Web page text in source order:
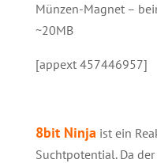
Münzen-Magnet –
~20MB
[appext 457446957]
8bit Ninja ist ein
Suchtpotential. Da